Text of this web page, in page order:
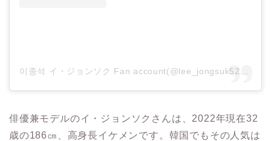
俳優兼モデルのイ・ジョンソクさんは、2022年現在32
歳の186㎝、高身長イケメンです。韓国でもその人気は